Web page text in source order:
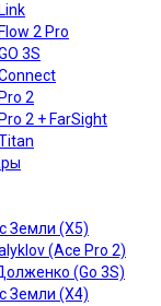
2 Pro
3S
2
2 + FarSight
Земли (X5)
(Ace Pro 2)
(Go 3S)
Земли (X4)